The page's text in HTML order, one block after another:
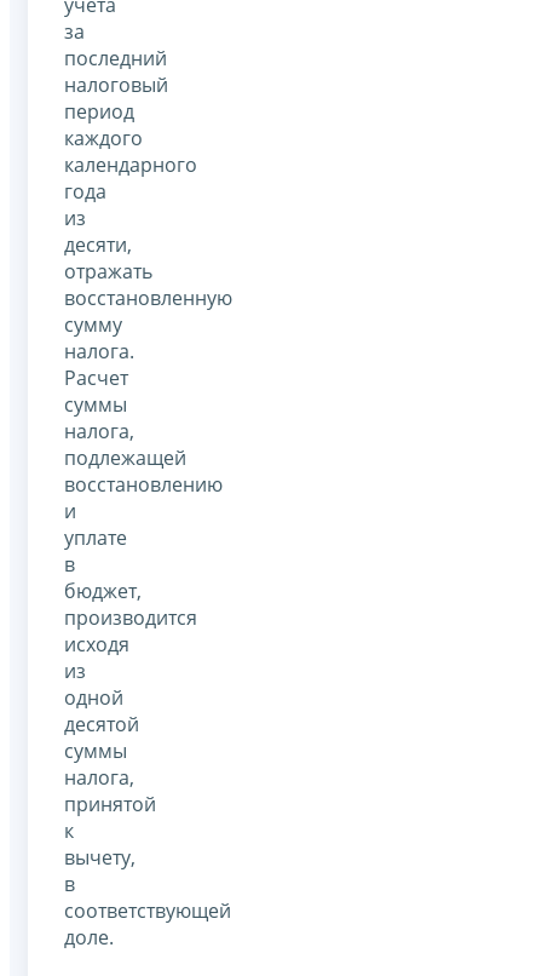
за
последний
налоговый
период
каждого
календарного
года
из
десяти,
отражать
восстановленную
сумму
налога.
Расчет
суммы
налога,
подлежащей
восстановлению
и
уплате
в
бюджет,
производится
исходя
из
одной
десятой
суммы
налога,
принятой
к
вычету,
в
соответствующей
доле.